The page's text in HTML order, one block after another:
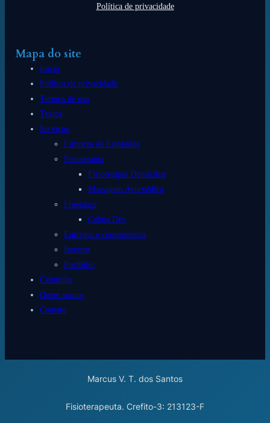
Política de privacidade
Mapa do site
Início
Política de privacidade
Termos de uso
Textos
Serviços
Limpeza de Estofados
Fisioterapia
Fisioterapia Domiciliar
Massagem Ayurvédica
Freelance
Calma Dev
Entregas e conveniência
Internet
Portfólio
Calminha
Quem somos
Contato
Marcus V. T. dos Santos
Fisioterapeuta. Crefito-3: 213123-F